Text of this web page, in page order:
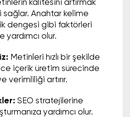
kalitesini artırmak
sağlar. Anahtar kelime
dengesi gibi faktörleri
olur.
Metinleri hızlı bir şekilde
içerik üretim sürecinde
verimliliği artırır.
SEO stratejilerine
yardımcı olur.